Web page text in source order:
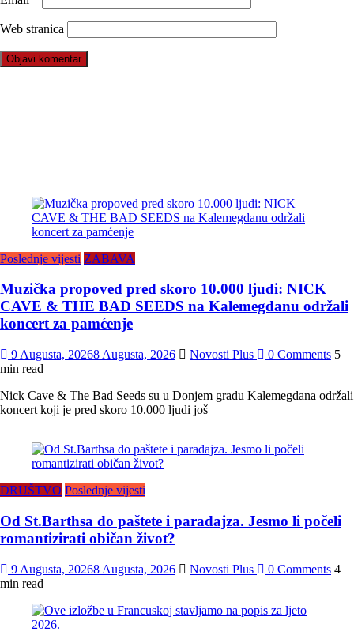
Web stranica
Poslednje vijesti ZABAVA
Muzička propoved pred skoro 10.000 ljudi: NICK
CAVE & THE BAD SEEDS na Kalemegdanu održali
koncert za pamćenje
9 Augusta, 20268 Augusta, 2026 Novosti Plus 0 Comments 5
min read
Nick Cave & The Bad Seeds su u Donjem gradu Kalemegdana održali
koncert koji je pred skoro 10.000 ljudi još
DRUŠTVO Poslednje vijesti
Od St.Barthsa do paštete i paradajza. Jesmo li počeli
romantizirati običan život?
9 Augusta, 20268 Augusta, 2026 Novosti Plus 0 Comments 4
min read